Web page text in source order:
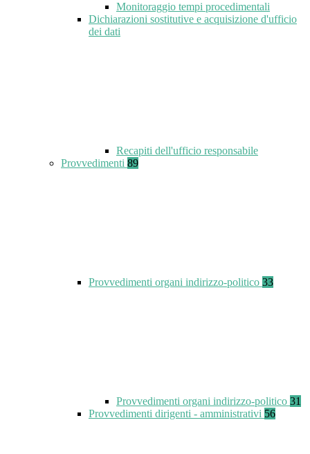
Monitoraggio tempi procedimentali
Dichiarazioni sostitutive e acquisizione d'ufficio
dei dati
Recapiti dell'ufficio responsabile
Provvedimenti 89
Provvedimenti organi indirizzo-politico 33
Provvedimenti organi indirizzo-politico 31
Provvedimenti dirigenti - amministrativi 56